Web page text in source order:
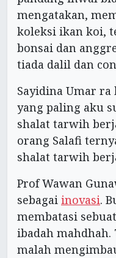
mengatakan,
koleksi ikan koi,
bonsai dan
tiada dalil dan
Sayidina Umar ra
yang paling aku
shalat tarwih
orang Salafi
shalat tarwih
Prof Wawan
sebagai inovasi.
membatasi
ibadah mahdhah.
malah